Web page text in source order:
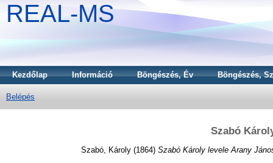
REAL-MS
Kezdőlap Információ Böngészés, Év Böngészés,
Belépés
Szabó
Szabó, Károly (1864) Szabó Károly levele Arany